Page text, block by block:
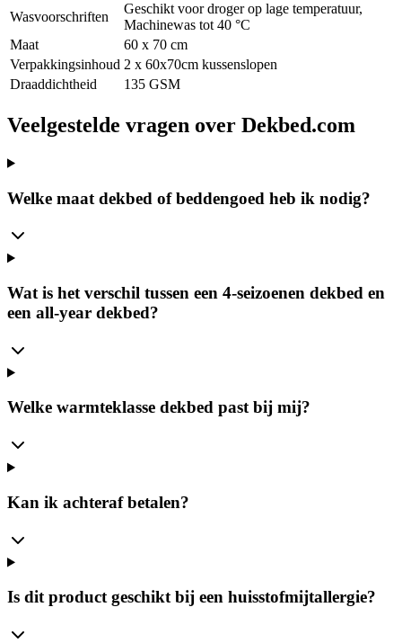
Wasvoorschriften
Geschikt voor droger op lage temperatuur,
Machinewas tot 40 °C
Maat
60 x 70 cm
Verpakkingsinhoud 2 x 60x70cm kussenslopen
Draaddichtheid
135 GSM
Veelgestelde vragen over Dekbed.com
Welke maat dekbed of beddengoed heb ik nodig?
Wat is het verschil tussen een 4-seizoenen dekbed en
een all-year dekbed?
Welke warmteklasse dekbed past bij mij?
Kan ik achteraf betalen?
Is dit product geschikt bij een huisstofmijtallergie?